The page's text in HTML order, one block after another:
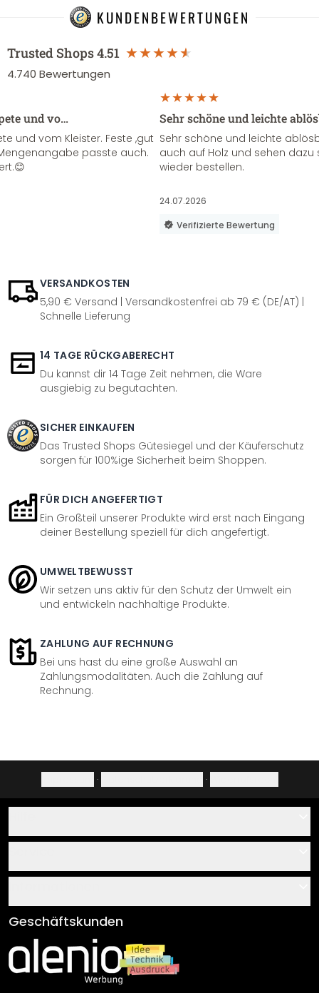
KUNDENBEWERTUNGEN
Trusted Shops4.51
4.740 Bewertungen
und vo…
und vom Kleister. Feste ,gut
passte auch.
Sehr schöne und leichte
Sehr schöne und leichte
auch auf Holz und sehen
wieder bestellen.
24.07.2026
Verifizierte Bewertung
VERSANDKOSTEN
5,90 € Versand | Versandkostenfrei ab 79 € (DE/AT) |
Schnelle Lieferung
14 TAGE RÜCKGABERECHT
Du kannst dir 14 Tage Zeit nehmen, die Ware
ausgiebig zu begutachten.
SICHER EINKAUFEN
Das Trusted Shops Gütesiegel und der Käuferschutz
sorgen für 100%ige Sicherheit beim Shoppen.
FÜR DICH ANGEFERTIGT
Ein Großteil unserer Produkte wird erst nach Eingang
deiner Bestellung speziell für dich angefertigt.
UMWELTBEWUSST
Wir setzen uns aktiv für den Schutz der Umwelt ein
und entwickeln nachhaltige Produkte.
ZAHLUNG AUF RECHNUNG
Bei uns hast du eine große Auswahl an
Zahlungsmodalitäten. Auch die Zahlung auf
Rechnung.
· ·
Über uns
Klebe- und Montageanleitungen
Newsletter An-/Abmeldung
Sendungsverfolgung
AGB
Impressum
Versand & Zahlung
Geschäftskunden